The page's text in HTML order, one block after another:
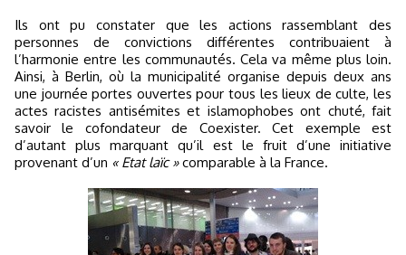
Ils ont pu constater que les actions rassemblant des
personnes de convictions différentes contribuaient à
l’harmonie entre les communautés. Cela va même plus loin.
Ainsi, à Berlin, où la municipalité organise depuis deux ans
une journée portes ouvertes pour tous les lieux de culte, les
actes racistes antisémites et islamophobes ont chuté, fait
savoir le cofondateur de Coexister. Cet exemple est
d’autant plus marquant qu’il est le fruit d’une initiative
provenant d’un « Etat laïc »comparable à la France.